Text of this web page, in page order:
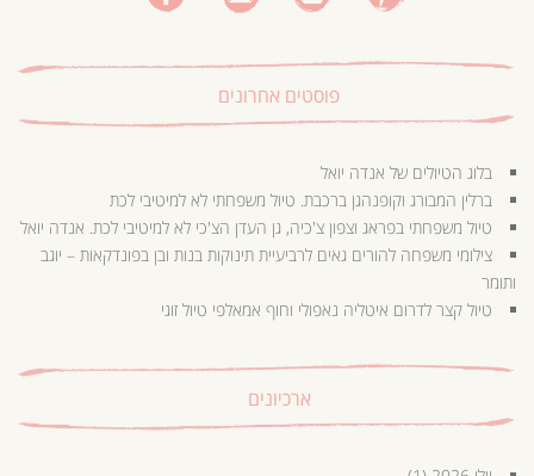
פוסטים אחרונים
בלוג הטיולים של אנדה יואל
ברלין המבורג וקופנהגן ברכבת. טיול משפחתי לא למיטיבי לכת
טיול משפחתי בפראג וצפון צ'כיה, גן העדן הצ'כי לא למיטיבי לכת. אנדה יואל
צילומי משפחה להורים גאים לרביעיית תינוקות בנות ובן בפונדקאות – יוגב
ותומר
טיול קצר לדרום איטליה נאפולי וחוף אמאלפי טיול זוגי
ארכיונים